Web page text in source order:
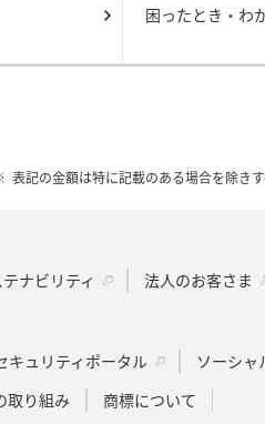
困ったとき・わ
表記の金額は特に記載のある場合を除きす
ナビリティ 法人のお客さま
キュリティポータル
ソーシャ
取り組み
商標について